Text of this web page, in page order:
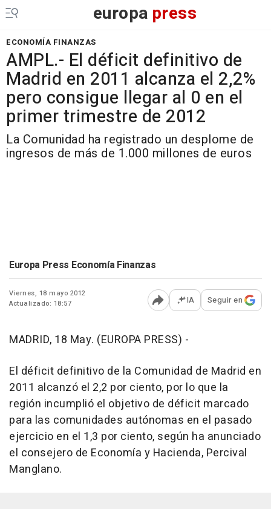
europa press
ECONOMÍA FINANZAS
AMPL.- El déficit definitivo de
Madrid en 2011 alcanza el 2,2%
pero consigue llegar al 0 en el
primer trimestre de 2012
La Comunidad ha registrado un desplome de
ingresos de más de 1.000 millones de euros
Europa Press Economía Finanzas
Viernes, 18 mayo 2012
Actualizado: 18:57
Abrir opciones para
IA Seguir en
MADRID, 18 May. (EUROPA PRESS) -
El déficit definitivo de la Comunidad de Madrid en
2011 alcanzó el 2,2 por ciento, por lo que la
región incumplió el objetivo de déficit marcado
para las comunidades autónomas en el pasado
ejercicio en el 1,3 por ciento, según ha anunciado
el consejero de Economía y Hacienda, Percival
Manglano.